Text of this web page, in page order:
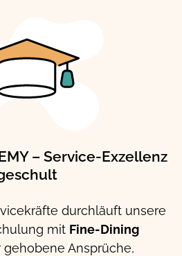
– Service-Exzellenz
durchläuft unsere
mit Fine-Dining
gehobene Ansprüche,